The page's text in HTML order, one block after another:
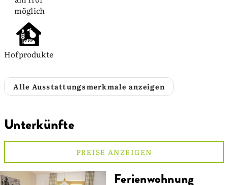
möglich
Hofprodukte
Alle Ausstattungsmerkmale anzeigen
Unterkünfte
PREISE ANZEIGEN
Ferienwohnung